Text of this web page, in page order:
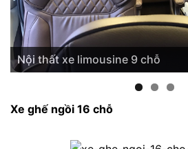
Nội thất xe limousine 9 chỗ
Xe ghế ngồi 16 chỗ